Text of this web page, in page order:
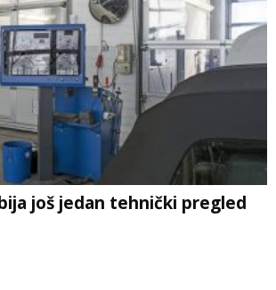
još jedan tehnički pregled